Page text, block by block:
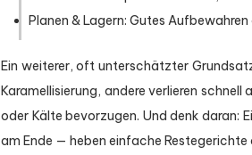
Planen & Lagern: Gutes
Ein weiterer, oft unterschätzter
Karamellisierung, andere verlieren
oder Kälte bevorzugen. Und denk daran:
am Ende — heben einfache Restegerichte